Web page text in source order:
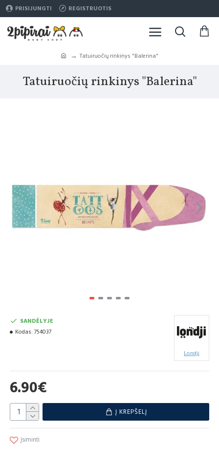
PRISIJUNGTI REGISTRUOTIS
Tatuiruočių rinkinys "Balerina"
Tatuiruočių rinkinys "Balerina"
6.90€
SANDĖLYJE
Kodas: 754037
Londji
Į KREPŠELĮ
Įsiminti